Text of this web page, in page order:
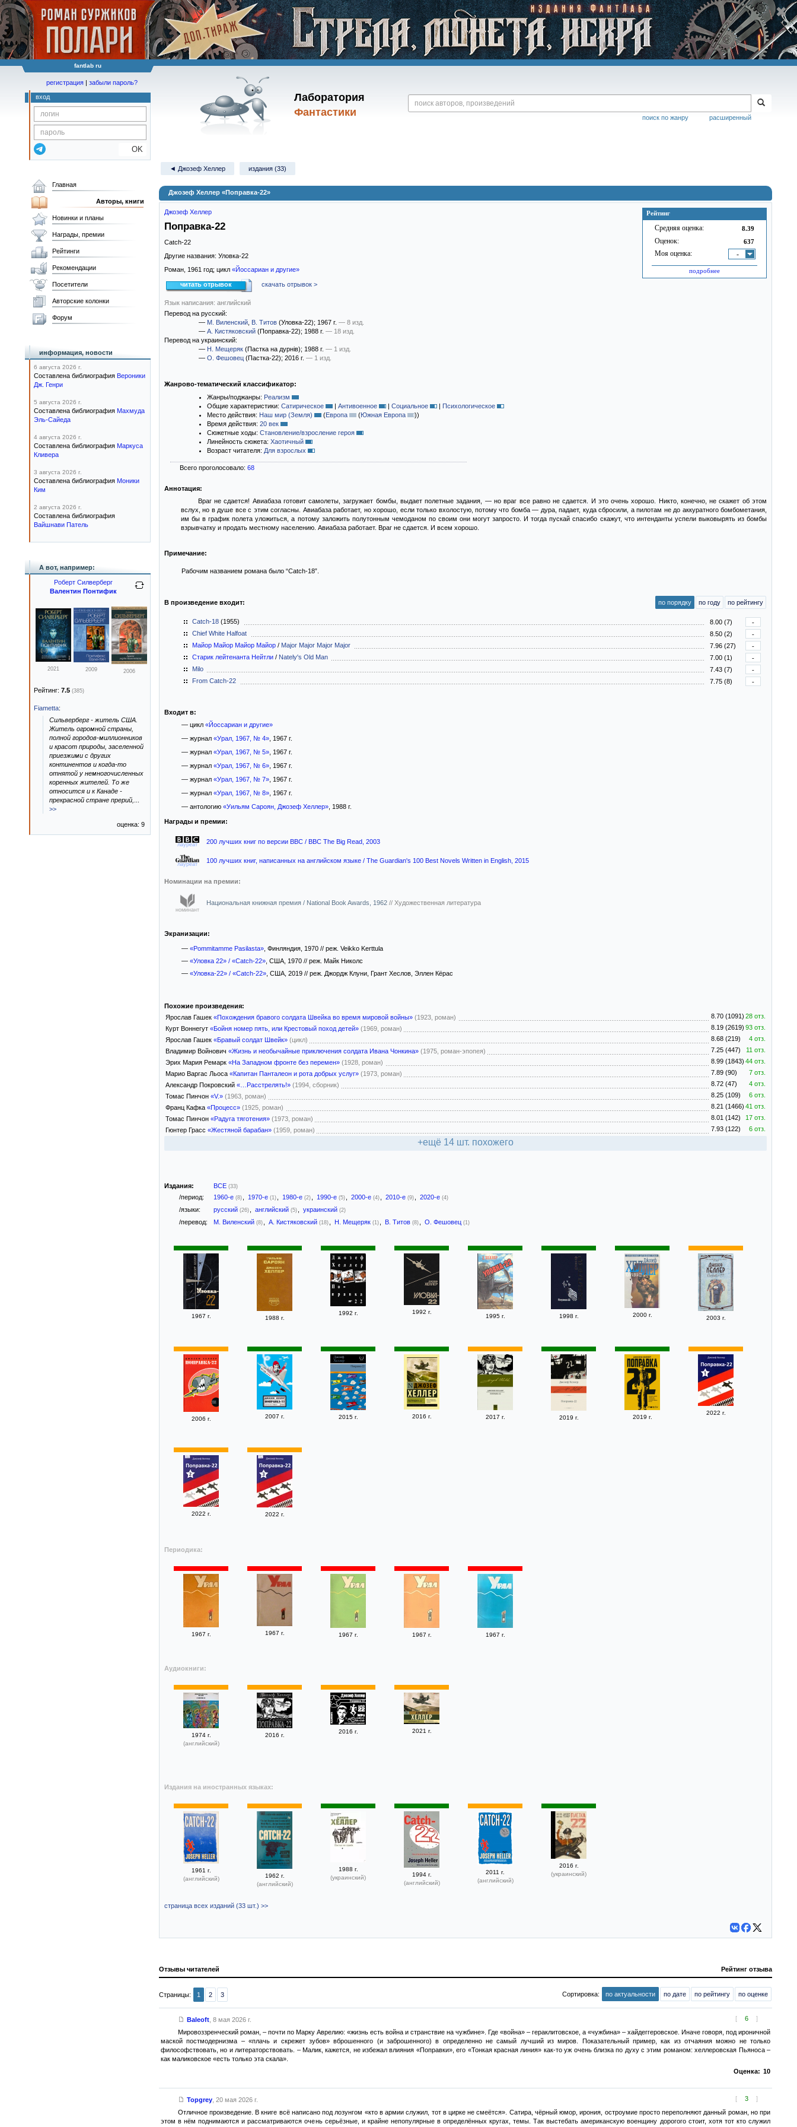
fantlab ru
Лаборатория
Фантастики
расширенный
поиск по жанру
регистрация | забыли пароль?
вход
OK
◄ Джозеф Хеллер издания (33)
Джозеф Хеллер «Поправка-22»
Рейтинг
Средняя оценка: 8.39
Оценок: 637
Моя оценка: -
подробнее
Джозеф Хеллер
Поправка-22
Catch-22
Другие названия: Уловка-22
Роман, 1961 год; цикл «Йоссариан и другие»
читать отрывок скачать отрывок >
Язык написания: английский
Перевод на русский:
— М. Виленский В. Титов (Уловка-22); 1967 г. — 8 изд.
— А. Кистяковский (Поправка-22); 1988 г. — 18 изд.
Перевод на украинский:
— Н. Мещеряк (Пастка на дурнів); 1988 г. — 1 изд.
— О. Фешовец (Пастка-22); 2016 г. — 1 изд.
Жанрово-тематический классификатор:
Жанры/поджанры: Реализм
Общие характеристики: Сатирическое | Антивоенное | Социальное | Психологическое
Место действия: Наш мир (Земля) (Европа (Южная Европа ))
Время действия: 20 век
Сюжетные ходы: Становление/взросление героя
Линейность сюжета: Хаотичный
Возраст читателя: Для взрослых
Всего проголосовало: 68
Аннотация:
Враг не сдается! Авиабаза готовит самолеты, загружает бомбы, выдает полетные задания, — но враг все равно не сдается. И это очень хорошо. Никто, конечно, не скажет об этом
вслух, но в душе все с этим согласны. Авиабаза работает, но хорошо, если только вхолостую, потому что бомба — дура, падает, куда сбросили, а пилотам не до аккуратного бомбометания,
им бы в график полета уложиться, а потому заложить полутонным чемоданом по своим они могут запросто. И тогда пускай спасибо скажут, что интенданты успели выковырять из бомбы
взрывчатку и продать местному населению. Авиабаза работает. Враг не сдается. И всем хорошо.
Примечание:
Рабочим названием романа было “Catch-18”.
В произведение входит: по порядку по году по рейтингу
Catch-18 (1955) 8.00 (7)
-
Chief White Halfoat
8.50 (2)
-
Майор Майор Майор Майор / Major Major Major Major 7.96 (27)
-
Старик лейтенанта Нейтли / Nately's Old Man 7.00 (1)
-
Milo
7.43 (7)
-
From Catch-22
7.75 (8) -
Входит в:
— цикл «Йоссариан и другие»
— журнал «Урал, 1967, № 4», 1967 г.
— журнал «Урал, 1967, № 5», 1967 г.
— журнал «Урал, 1967, № 6», 1967 г.
— журнал «Урал, 1967, № 7», 1967 г.
— журнал «Урал, 1967, № 8», 1967 г.
— антологию «Уильям Сароян, Джозеф Хеллер», 1988 г.
Награды и премии:
лауреат 200 лучших книг по версии BBC / BBC The Big Read, 2003
лауреат
100 лучших книг, написанных на английском языке / The Guardian's 100 Best Novels Written in English, 2015
Номинации на премии:
номинант
Национальная книжная премия / National Book Awards, 1962 // Художественная литература
Экранизации:
— «Pommitamme Pasilasta», Финляндия, 1970 // реж. Veikko Kerttula
— «Уловка 22» / «Catch-22», США, 1970 // реж. Майк Николс
— «Уловка-22» / «Catch-22», США, 2019 // реж. Джордж Клуни, Грант Хеслов, Эллен Кёрас
Похожие произведения:
Ярослав Гашек «Похождения бравого солдата Швейка во время мировой войны» (1923, роман) 8.70 (1091) 28 отз.
Курт Воннегут «Бойня номер пять, или Крестовый поход детей» (1969, роман) 8.19 (2619) 93 отз.
Ярослав Гашек «Бравый солдат Швейк» (цикл) 8.68 (219)
4 отз.
Владимир Войнович «Жизнь и необычайные приключения солдата Ивана Чонкина» (1975, роман-эпопея) 7.25 (447)
11 отз.
Эрих Мария Ремарк «На Западном фронте без перемен» (1928, роман) 8.99 (1843) 44 отз.
Марио Варгас Льоса «Капитан Панталеон и рота добрых услуг» (1973, роман) 7.89 (90)
7 отз.
Александр Покровский «…Расстрелять!» (1994, сборник) 8.72 (47)
4 отз.
Томас Пинчон «V.» (1963, роман) 8.25 (109)
6 отз.
Франц Кафка «Процесс» (1925, роман) 8.21 (1466) 41 отз.
Томас Пинчон «Радуга тяготения» (1973, роман) 8.01 (142)
17 отз.
Гюнтер Грасс «Жестяной барабан» (1959, роман) 7.93 (122) 6 отз.
+ещё 14 шт. похожего
Издания: ВСЕ (33)
/период: 1960-е (8) 1970-е (1) 1980-е (2) 1990-е (5) 2000-е (4) 2010-е (9) 2020-е (4)
/языки: русский (26) английский (5) украинский (2)
/перевод: М. Виленский (8) А. Кистяковский (18) Н. Мещеряк (1) В. Титов (8) О. Фешовец (1)
1967 г. 1988 г.
1992 г. 1992 г.
1995 г. 1998 г. 2000 г. 2003 г.
2006 г. 2007 г. 2015 г. 2016 г. 2017 г. 2019 г. 2019 г.
2022 г.
2022 г. 2022 г.
Периодика:
1967 г. 1967 г. 1967 г. 1967 г. 1967 г.
Аудиокниги:
1974 г.
(английский)
2016 г.
2016 г. 2021 г.
Издания на иностранных языках:
1961 г.
(английский)
1962 г.
(английский)
1988 г.
(украинский)
1994 г.
(английский)
2011 г.
(английский)
2016 г.
(украинский)
страница всех изданий (33 шт.) >>
Отзывы читателей Рейтинг отзыва
Страницы: 1 2 3 Сортировка: по актуальности по дате по рейтингу по оценке
[ 6 ]
Baleoft, 8 мая 2026 г.
Мировоззренческий роман, – почти по Марку Аврелию: «жизнь есть война и странствие на чужбине». Где «война» – гераклитовское, а «чужбина» – хайдеггеровское. Иначе говоря, под ироничной
маской постмодернизма – «плачь и скрежет зубов» вброшенного (и заброшенного) в определенно не самый лучший из миров. Показательный пример, как из отчаяния можно не только
философствовать, но и литераторствовать. – Малик, кажется, не избежал влияния «Поправки», его «Тонкая красная линия» как-то уж очень близка по духу с этим романом: хеллеровская Пьяноса –
как маликовское «есть только эта скала».
Оценка: 10
[ 3 ]
Topgrey, 20 мая 2026 г.
Отличное произведение. В книге всё написано под лозунгом «кто в армии служил, тот в цирке не смеётся». Сатира, чёрный юмор, ирония, остроумие просто переполняют данный роман, но при
этом в нём поднимаются и рассматриваются очень серьёзные, и крайне непопулярные в определённых кругах, темы. Так выстебать американскую военщину дорогого стоит, хотя тот кто служил
Главная
Авторы, книги
Новинки и планы
Награды, премии
Рейтинги
Рекомендации
Посетители
Авторские колонки
Форум
информация, новости
6 августа 2026 г.
Составлена библиография Вероники
Дж. Генри
5 августа 2026 г.
Составлена библиография Махмуда
Эль-Сайеда
4 августа 2026 г.
Составлена библиография Маркуса
Кливера
3 августа 2026 г.
Составлена библиография Моники
Ким
2 августа 2026 г.
Составлена библиография
Вайшнави Патель
А вот, например:
Роберт Силверберг
Валентин Понтифик
2021 2009 2006
Рейтинг: 7.5 (385)
Fiametta:
Сильверберг - житель США.
Житель огромной страны,
полной городов-миллионников
и красот природы, заселенной
приезжими с других
континентов и когда-то
отнятой у немногочисленных
коренных жителей. То же
относится и к Канаде -
прекрасной стране прерий,
>>
оценка: 9